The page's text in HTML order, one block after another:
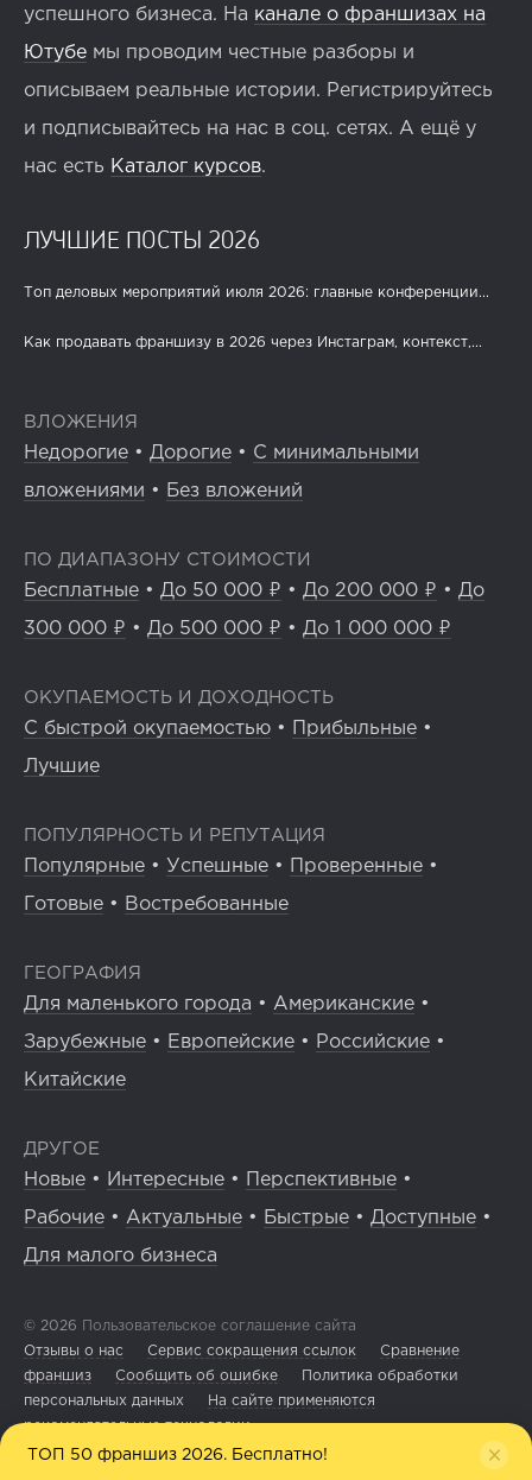
успешного бизнеса. На канале о франшизах на
Ютубе мы проводим честные разборы и
описываем реальные истории. Регистрируйтесь
и подписывайтесь на нас в соц. сетях. А ещё у
нас есть Каталог курсов.
ЛУЧШИЕ ПОСТЫ 2026
Топ деловых мероприятий июля 2026: главные конференции...
Как продавать франшизу в 2026 через Инстаграм, контекст,...
ВЛОЖЕНИЯ
Недорогие • Дорогие • С минимальными
вложениями • Без вложений
ПО ДИАПАЗОНУ СТОИМОСТИ
Бесплатные • До 50 000 ₽ • До 200 000 ₽ • До
300 000 ₽ • До 500 000 ₽ • До 1 000 000 ₽
ОКУПАЕМОСТЬ И ДОХОДНОСТЬ
С быстрой окупаемостью • Прибыльные •
Лучшие
ПОПУЛЯРНОСТЬ И РЕПУТАЦИЯ
Популярные • Успешные • Проверенные •
Готовые • Востребованные
ГЕОГРАФИЯ
Для маленького города • Американские •
Зарубежные • Европейские • Российские •
Китайские
ДРУГОЕ
Новые • Интересные • Перспективные •
Рабочие • Актуальные • Быстрые • Доступные •
Для малого бизнеса
© 2026 Пользовательское соглашение сайта
Отзывы о нас
Сервис сокращения ссылок
Сравнение
франшиз
Сообщить об ошибке
Политика обработки
персональных данных
На сайте применяются
рекомендательные технологии
ТОП 50 франшиз 2026. Бесплатно!